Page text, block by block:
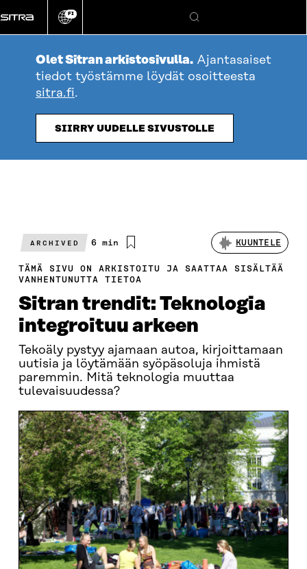
suoraan
sisältöön
Vaihda
kieli
FI
Hae
Olet Sitran arkistosivulla. Ajantasaiset
tiedot työstämme löydät osoitteesta
sitra.fi.
SIIRRY UUDELLE SIVUSTOLLE
ARCHIVED
Arvioitu
6 min KUUNTELE
TÄMÄ SIVU ON ARKISTOITU JA SAATTAA SISÄLTÄÄ
VANHENTUNUTTA TIETOA
Sitran trendit: Teknologia
integroituu arkeen
Tekoäly pystyy ajamaan autoa, kirjoittamaan
uutisia ja löytämään syöpäsoluja ihmistä
paremmin. Mitä teknologia muuttaa
tulevaisuudessa?